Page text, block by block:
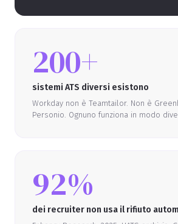
200+
sistemi ATS diversi esistono
Workday non è Teamtailor. Non è
Personio. Ognuno funziona in modo
92%
dei recruiter non usa il rifiuto